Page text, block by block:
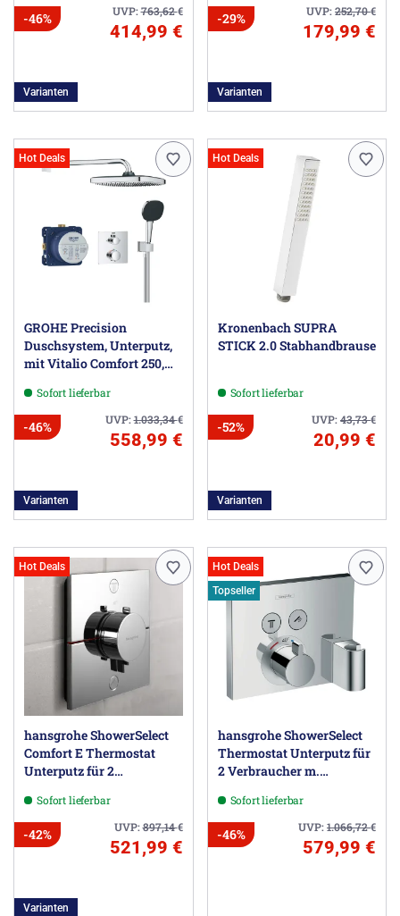
UVP:763,62€
-46%
414,99 €
Varianten
UVP:252,70€
-29%
179,99 €
Varianten
Hot Deals
GROHE Precision
Duschsystem, Unterputz,
mit Vitalio Comfort 250,
Sofort lieferbar
UVP:1.033,34€
-46%
558,99 €
Varianten
Hot Deals
Kronenbach SUPRA
STICK 2.0 Stabhandbrause
Sofort lieferbar
UVP:43,73€
-52%
20,99 €
Varianten
Hot Deals
hansgrohe ShowerSelect
Comfort E Thermostat
Unterputz für 2
Sofort lieferbar
UVP:897,14€
-42%
521,99 €
Varianten
Hot Deals
Topseller
hansgrohe ShowerSelect
Thermostat Unterputz für
2 Verbraucher m.
Brausehalter
Sofort lieferbar
UVP:1.066,72€
-46%
579,99 €